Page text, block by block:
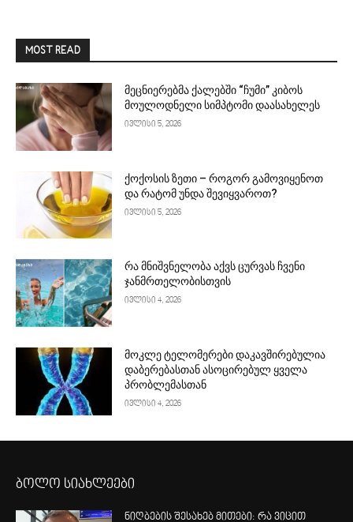
MOST READ
მეცნიერებმა ქალებში “ჩუმი” კიბოს
მოულოდნელი სიმპტომი დაასახელეს
ივლისი 5, 2026
ქოქოსის ზეთი – როგორ გამოვიყენოთ
და რატომ უნდა შევიყვაროთ?
ივლისი 5, 2026
რა მნიშვნელობა აქვს ცურვას ჩვენი
ჯანმრთელობისთვის
ივლისი 4, 2026
მოკლე ტელომერები დაკავშირებულია
დაბერებასთან ასოცირებულ ყველა
პრობლემასთან
ივლისი 4, 2026
ბოლო სიახლეები
ნიღბების შესახებ მითები: რა ვიცით